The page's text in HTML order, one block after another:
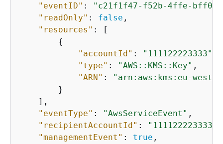
"eventID" :
"c21f1f47-f52b-4ffe-bff0-
"readOnly" : false ,
"resources" : [
{
"accountId" : "111122223333"
"type" : "AWS::KMS::Key" ,
"ARN" :
"arn:aws:kms:eu-west-
        }
    ],
"eventType" : "AwsServiceEvent" ,
"recipientAccountId" : "111122223333"
"managementEvent" : true ,